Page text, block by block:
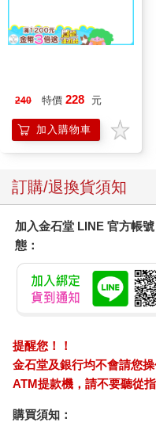
240 特價 228 元
加入購物車
訂購/退換貨須知
加入金石堂 LINE 官方帳
態：
提醒您！！
金石堂及銀行均不會請您
ATM提款機，請不要聽從
購買須知：